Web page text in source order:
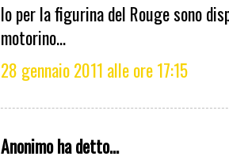
Io per la figurina del Rouge sono
motorino...
28 gennaio 2011 alle ore 17:15
Anonimo ha detto...